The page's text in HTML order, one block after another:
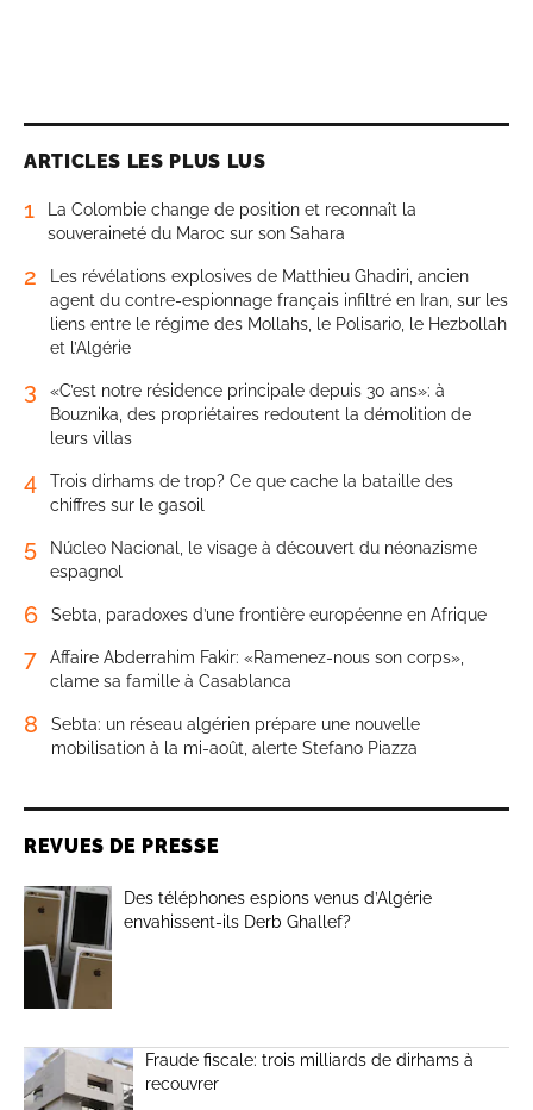
ARTICLES LES PLUS LUS
1
La Colombie change de position et reconnaît la
souveraineté du Maroc sur son Sahara
2
Les révélations explosives de Matthieu Ghadiri, ancien
agent du contre-espionnage français infiltré en Iran, sur les
liens entre le régime des Mollahs, le Polisario, le Hezbollah
et l’Algérie
3
«C’est notre résidence principale depuis 30 ans»: à
Bouznika, des propriétaires redoutent la démolition de
leurs villas
4
Trois dirhams de trop? Ce que cache la bataille des
chiffres sur le gasoil
5
Núcleo Nacional, le visage à découvert du néonazisme
espagnol
6 Sebta, paradoxes d’une frontière européenne en Afrique
7
Affaire Abderrahim Fakir: «Ramenez-nous son corps»,
clame sa famille à Casablanca
8
Sebta: un réseau algérien prépare une nouvelle
mobilisation à la mi-août, alerte Stefano Piazza
REVUES DE PRESSE
Des téléphones espions venus d’Algérie
envahissent-ils Derb Ghallef?
Fraude fiscale: trois milliards de dirhams à
recouvrer